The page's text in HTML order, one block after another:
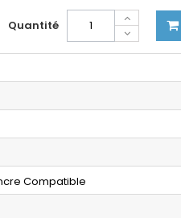
Quantité
Compatible